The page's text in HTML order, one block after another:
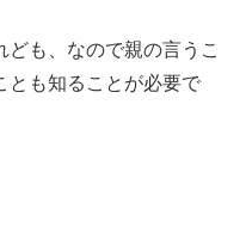
も、なので親の言うこ
とも知ることが必要で